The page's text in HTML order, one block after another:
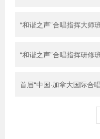
“和谐之声”合唱指挥大师
“和谐之声”合唱指挥研修
首届“中国·加拿大国际合